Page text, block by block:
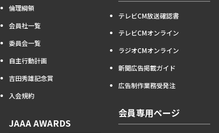
倫理綱領
会員社一覧
委員会一覧
自主行動計画
吉田秀雄記念賞
入会規約
JAAA AWARDS
テレビCM放送確認書
テレビCMオンライン
ラジオCMオンライン
新聞広告掲載ガイド
広告制作業務受発注
会員専用ページ